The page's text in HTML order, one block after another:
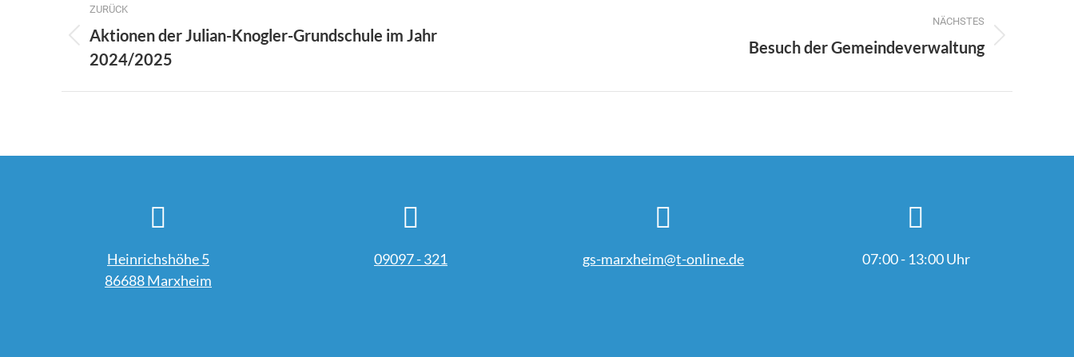
ZURÜCK
Vorheriger
Beitrag:
Aktionen der Julian-Knogler-Grundschule im Jahr
2024/2025
NÄCHSTES
Besuch der Gemeindeverwaltung
Heinrichshöhe 5
86688 Marxheim
09097 - 321 gs-marxheim@t-online.de 07:00 - 13:00 Uhr